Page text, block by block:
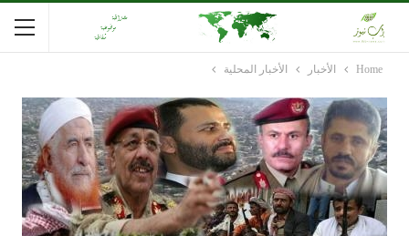
Home الأخبار الأخبار المحلية